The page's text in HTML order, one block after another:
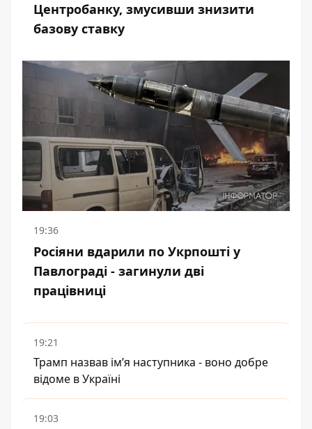
Центробанку, змусивши знизити
базову ставку
19:36
Росіяни вдарили по Укрпошті у
Павлограді - загинули дві
працівниці
19:21
Трамп назвав імʼя наступника - воно добре
відоме в Україні
19:03